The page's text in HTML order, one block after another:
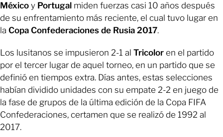
México y Portugal miden fuerzas casi 10 años después
de su enfrentamiento más reciente, el cual tuvo lugar en
la Copa Confederaciones de Rusia 2017.
Los lusitanos se impusieron 2-1 al Tricolor en el partido
por el tercer lugar de aquel torneo, en un partido que se
definió en tiempos extra. Días antes, estas selecciones
habían dividido unidades con su empate 2-2 en juego de
la fase de grupos de la última edición de la Copa FIFA
Confederaciones, certamen que se realizó de 1992 al
2017.